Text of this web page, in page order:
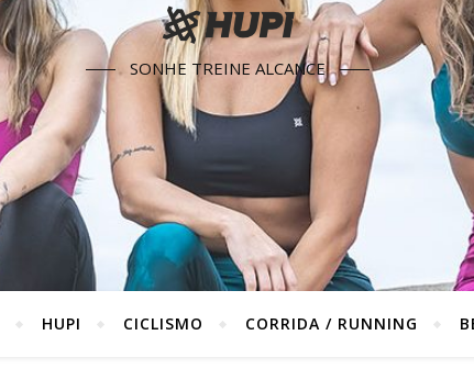
SONHE TREINE ALCANCE
HUPI CICLISMO CORRIDA / RUNNING